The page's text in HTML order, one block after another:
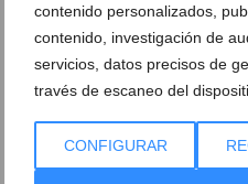
contenido personalizados,
contenido, investigación de
servicios, datos precisos de
través de escaneo del
CONFIGURAR